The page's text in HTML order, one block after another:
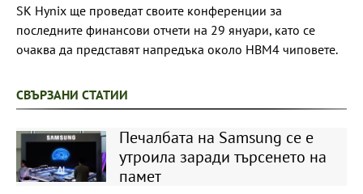
SK Hynix ще проведат своите конференции за
последните финансови отчети на 29 януари, като се
очаква да представят напредъка около HBM4 чиповете.
СВЪРЗАНИ СТАТИИ
Печалбата на Samsung се е
утроила заради търсенето на
памет